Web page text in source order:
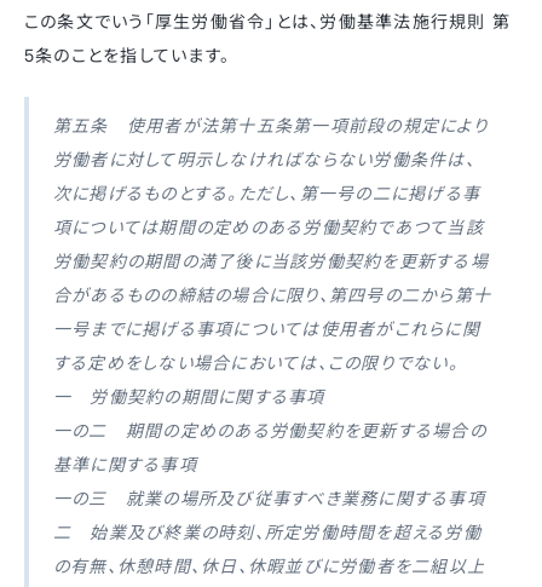
この条文でいう「厚生労働省令」とは、労働基準法施行規則 第
5条のことを指しています。
第五条 使用者が法第十五条第一項前段の規定により
労働者に対して明示しなければならない労働条件は、
次に掲げるものとする。ただし、第一号の二に掲げる事
項については期間の定めのある労働契約であつて当該
労働契約の期間の満了後に当該労働契約を更新する場
合があるものの締結の場合に限り、第四号の二から第十
一号までに掲げる事項については使用者がこれらに関
する定めをしない場合においては、この限りでない。
一 労働契約の期間に関する事項
一の二 期間の定めのある労働契約を更新する場合の
基準に関する事項
一の三 就業の場所及び従事すべき業務に関する事項
二 始業及び終業の時刻、所定労働時間を超える労働
の有無、休憩時間、休日、休暇並びに労働者を二組以上